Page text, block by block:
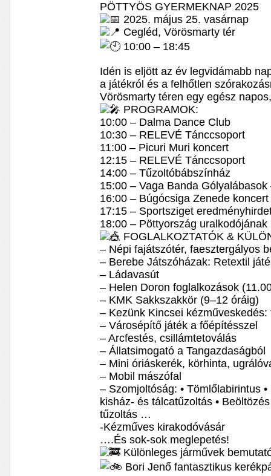
PÖTTYÖS GYERMEKNAP 2025
2025. május 25. vasárnap
Cegléd, Vörösmarty tér
10:00 – 18:45
Idén is eljött az év legvidámabb
a játékról és a felhőtlen
Vörösmarty téren egy egész
PROGRAMOK:
10:00 – Dalma Dance Club
10:30 – RELEVÉ Tánccsoport
11:00 – Picuri Muri koncert
12:15 – RELEVÉ Tánccsoport
14:00 – Tűzoltóbábszínház
15:00 – Vaga Banda
16:00 – Búgócsiga Zenede koncert
17:15 – Sportsziget
18:00 – Pöttyország uralkodójának
FOGLALKOZTATÓK &
– Népi fajátszótér, faesztergályos
– Berebe Játszóházak: Retextil
– Ládavasút
– Helen Doron foglalkozások
– KMK Sakkszakkör (9–12 óráig)
– Kezünk Kincsei
– Városépítő játék a főépítésszel
– Arcfestés, csillámtetoválás
– Állatsimogató a Tangazdaságból
– Mini óriáskerék, körhinta,
– Mobil mászófal
– Szomjoltóság: • Tömlőlabirintus
kisház- és tálcatűzoltás •
tűzoltás …
-Kézműves kirakodóvásár
….És sok-sok meglepetés!
Különleges járművek
Bori Jenő fantasztikus